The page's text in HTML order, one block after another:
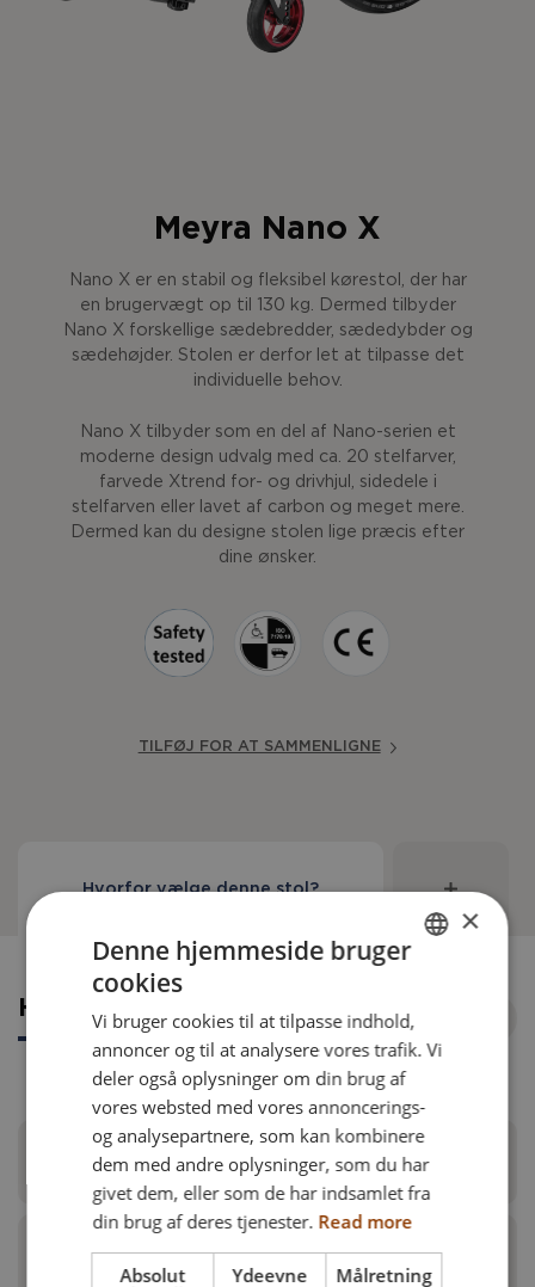
Meyra Nano X
Nano X er en stabil og fleksibel kørestol, der har
en brugervægt op til 130 kg. Dermed tilbyder
Nano X forskellige sædebredder, sædedybder og
sædehøjder. Stolen er derfor let at tilpasse det
individuelle behov.
Nano X tilbyder som en del af Nano-serien et
moderne design udvalg med ca. 20 stelfarver,
farvede Xtrend for- og drivhjul, sidedele i
stelfarven eller lavet af carbon og meget mere.
Dermed kan du designe stolen lige præcis efter
dine ønsker.
TILFØJ FOR AT SAMMENLIGNE
Hvorfor vælge denne stol?
Hvorfor vælge denne stol?
Imponerende foldeteknik
Nano X er den nye sammenklappelige aktive
kørestol fra Nano familien. Nano X kombinerer
Netti Contour siddepude
DANISH
GERMAN
NORWEGIAN
×
Denne hjemmeside bruger
cookies
Vi bruger cookies til at tilpasse indhold,
annoncer og til at analysere vores trafik. Vi
deler også oplysninger om din brug af
vores websted med vores annoncerings-
og analysepartnere, som kan kombinere
dem med andre oplysninger, som du har
givet dem, eller som de har indsamlet fra
din brug af deres tjenester. Read more
Absolut
Ydeevne Målretning